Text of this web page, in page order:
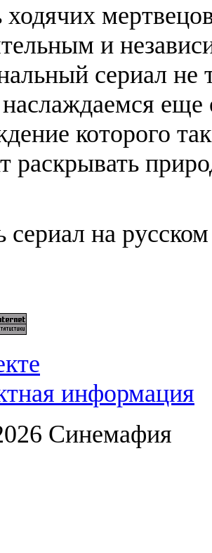
ходячих
и
сериал
которого
раскрывать
сериал на
информация
Синемафия